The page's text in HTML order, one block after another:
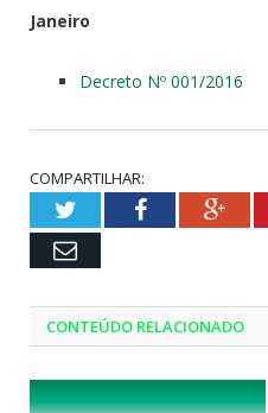
Janeiro
Decreto Nº 001/2016
COMPARTILHAR:
TwitterFacebook
Email
CONTEÚDO RELACIONADO